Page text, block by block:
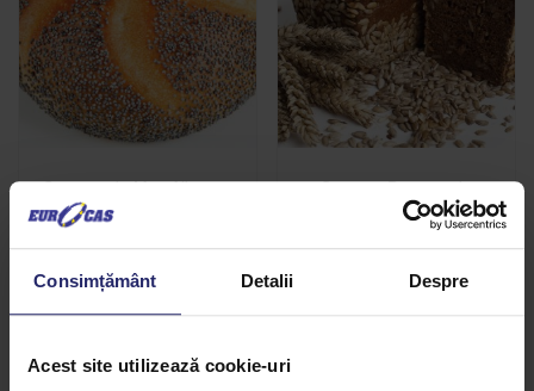
Consimțământ Detalii Despre
Acest site utilizează cookie-uri
Seminte de Mac Albastru
Seminte Decojite de
Floarea Soarelui